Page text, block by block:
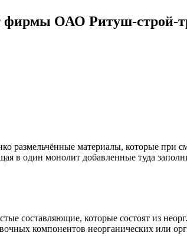
фирмы ОАО Ритуш-строй-
материалы, которые при
в один монолит добавленные туда
составляющие, которые состоят из
компонентов неорганических или